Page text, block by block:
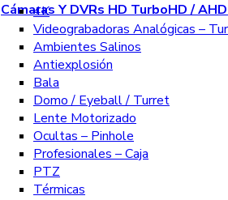
Cámaras Y DVRs HD TurboHD /
4K
Videograbadoras Analógicas –
Ambientes Salinos
Antiexplosión
Bala
Domo / Eyeball / Turret
Lente Motorizado
Ocultas – Pinhole
Profesionales – Caja
PTZ
Térmicas